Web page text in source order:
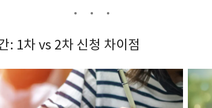
: 1차 vs 2차 신청 차이점